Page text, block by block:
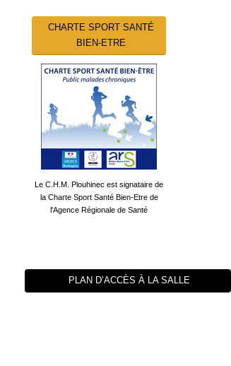
CHARTE SPORT SANTÉ
BIEN-ETRE
Le C.H.M. Plouhinec est signataire de
la Charte Sport Santé Bien-Etre de
l'Agence Régionale de Santé
PLAN D’ACCÈS À LA SALLE